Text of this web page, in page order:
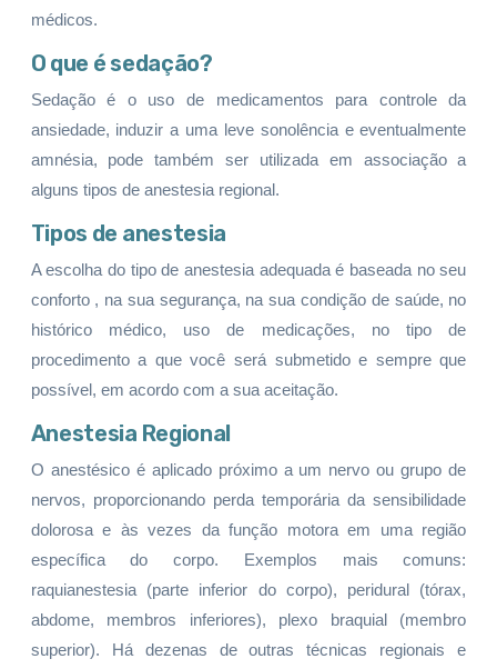
médicos.
O que é sedação?
Sedação é o uso de medicamentos para controle da
ansiedade, induzir a uma leve sonolência e eventualmente
amnésia, pode também ser utilizada em associação a
alguns tipos de anestesia regional.
Tipos de anestesia
A escolha do tipo de anestesia adequada é baseada no seu
conforto , na sua segurança, na sua condição de saúde, no
histórico médico, uso de medicações, no tipo de
procedimento a que você será submetido e sempre que
possível, em acordo com a sua aceitação.
Anestesia Regional
O anestésico é aplicado próximo a um nervo ou grupo de
nervos, proporcionando perda temporária da sensibilidade
dolorosa e às vezes da função motora em uma região
específica do corpo. Exemplos mais comuns:
raquianestesia (parte inferior do corpo), peridural (tórax,
abdome, membros inferiores), plexo braquial (membro
superior). Há dezenas de outras técnicas regionais e